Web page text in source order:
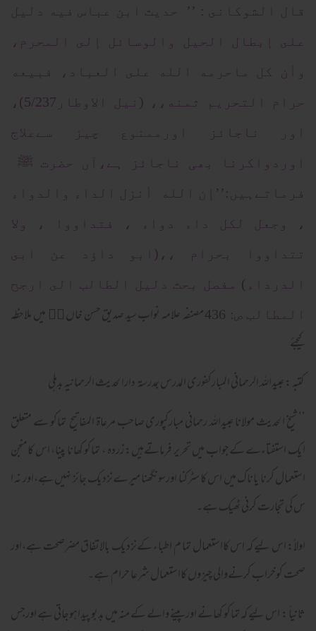
قال الشوكانى : ’’ حديث ابن عباس فيه دليل
على إبطال الحيل والوسائل إلى المحرم،
وأن كل ماحرمه الله على العباد، فبيعه
حرام التحريم ثمنه،، (نيل الاوطار5/237)،
اور ناجائز اورممنوع چیز سےعلاج
اوردواکرنا بھی ناجائز ہے،آں حضرت ﷺ
فرماتےہیں:’’إن الله أنزل الداء والدواء
، وجعل لكل داء دواء ، فتداووا ، ولا
تتداووا بحرام ،،(ابو داؤد عن ابى
الدرداء) مفصل بحث دليل الطالب الى ارجح
المطالب ص: 436
مصنفہ علامہ نواب سید صدیق حسن خاں ﷜﷫‎ میں ملاحظہ
کیجئے
کتبہ : عبیداللہ الرحمانی المبارکفوری المدرس بمدرسۃ دارالحدیث الرحمانیہ بدہلی
’’ شیخ الحدیث مولانا عبیداللہ رحمانی مبارکپوری صاحب مرعاۃ المفاتیح تماکو سے متعلق
ایک استفتاءے کےجواب میں تحریر فرماتےہیں: زردہ ، تماکو کھانا پینا، اس کامنجن
استعمال کرنا یاناک میں اس کا سٹرکنا اورسونگھنا میرےنزدیک جائز نہیں ہے،اور نہ ا
س کی تجارت کرنی ٹھیک ہے۔
اولاً: اس لیے کہ اس کااستعمال تما م اطباء کےنزدیک بالاتفاق مضرصحت ہے،اور
صحت کوخراب کرنےوالی چیزوں کااستعمال شرعا حرام ہے۔
ثانیاً : اس لیے کہ تماکو کھانے اورپینے والے کے منہ میں بدبو پیداہوجاتی ہے اورجس